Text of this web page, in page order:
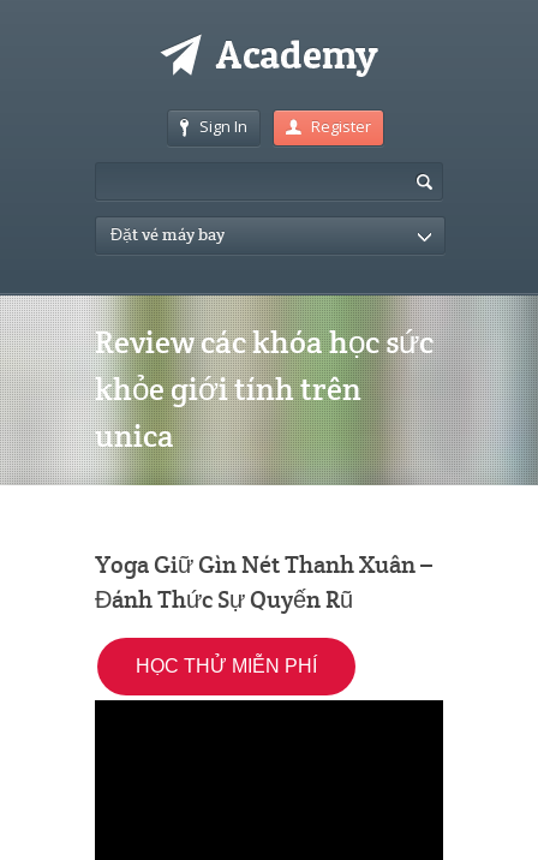
Sign In Register
Đặt vé máy bay
Review các khóa học sức
khỏe giới tính trên
unica
Yoga Giữ Gìn Nét Thanh Xuân –
Đánh Thức Sự Quyến Rũ
HỌC THỬ MIỄN PHÍ